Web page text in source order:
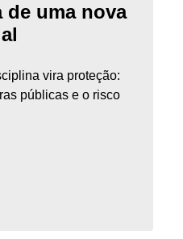
de uma nova
vira proteção:
públicas e o risco